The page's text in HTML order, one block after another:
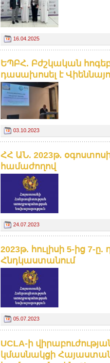
16.04.2025
ԵՊԲՀ. Բժշկական
դասախոսել է
03.10.2023
ՀՀ ԱՆ. 2023թ.
համաժողով
24.07.2023
2023թ. հուլիսի 5-ից
Հնդկաստանում
05.07.2023
UCLA-ի
կմասնակցի